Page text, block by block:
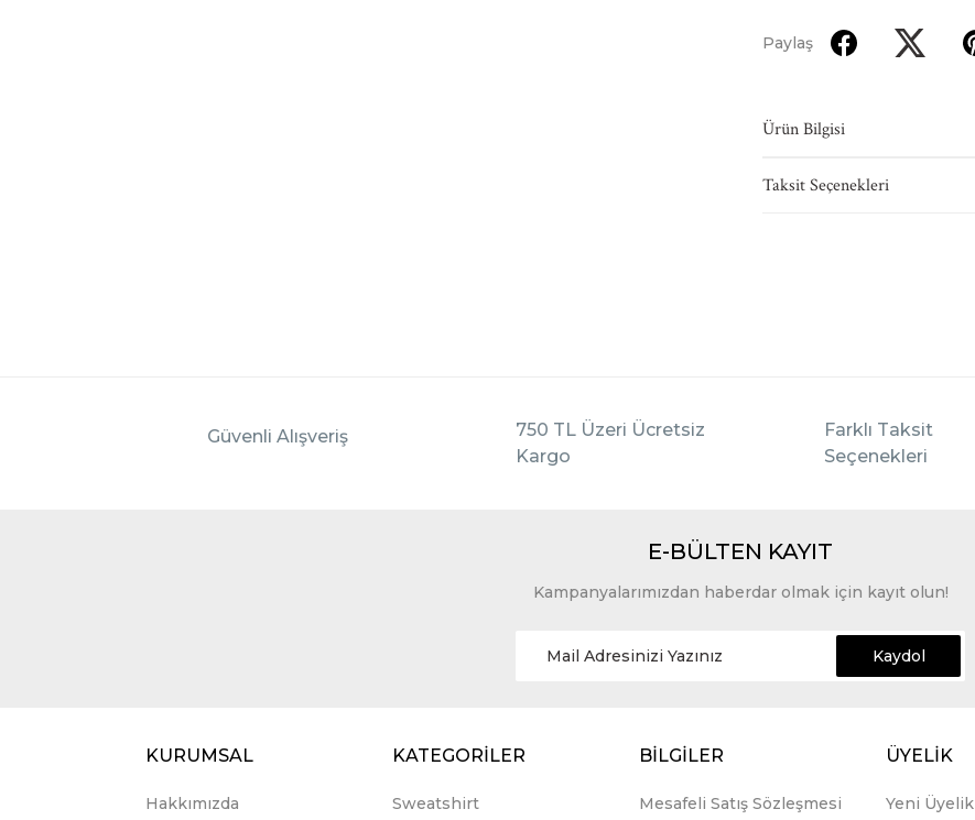
Paylaş
Ürün Bilgisi
Taksit Seçenekleri
Güvenli Alışveriş
750 TL Üzeri Ücretsiz
Kargo
Farklı Taksit
Seçenekleri
E-BÜLTEN KAYIT
Kampanyalarımızdan haberdar olmak için kayıt olun!
Kaydol
KURUMSAL
Hakkımızda
KATEGORİLER
Sweatshirt
BİLGİLER
Mesafeli Satış Sözleşmesi
ÜYELİK
Yeni Üyelik